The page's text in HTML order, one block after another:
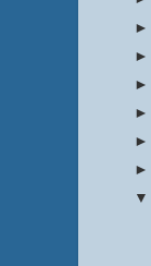
►
►
►
►
►
►
▼